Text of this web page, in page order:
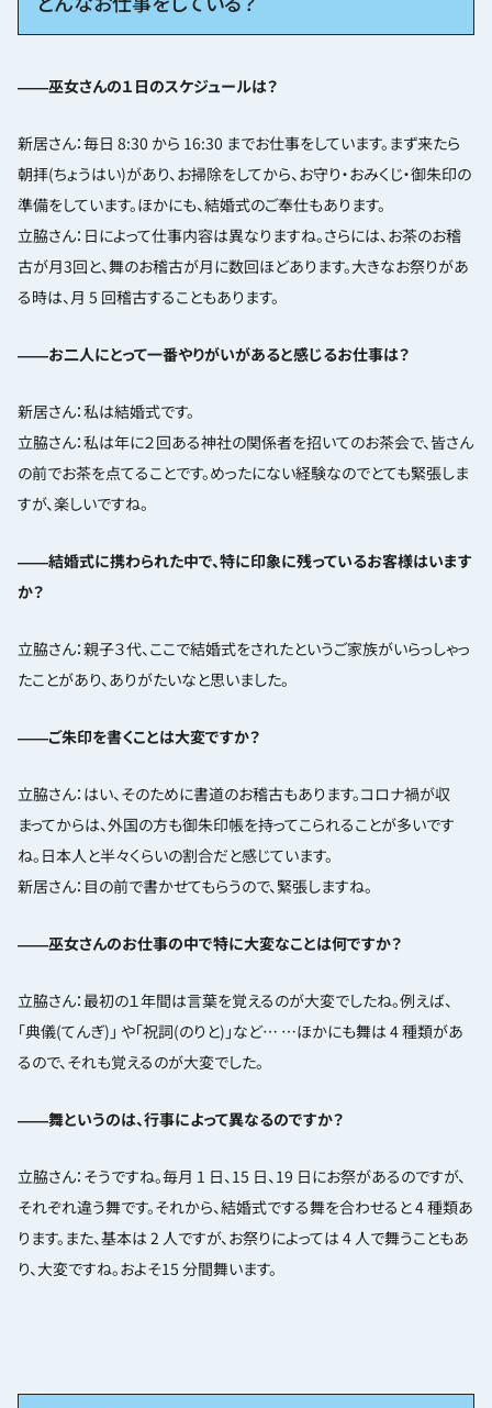
――巫女さんの１日のスケジュールは？
新居さん：毎日 8:30 から 16:30 までお仕事をしています。まず来たら
朝拝(ちょうはい)があり、お掃除をしてから、お守り・おみくじ・御朱印の
準備をしています。ほかにも、結婚式のご奉仕もあります。
立脇さん：日によって仕事内容は異なりますね。さらには、お茶のお稽
古が月3回と、舞のお稽古が月に数回ほどあります。大きなお祭りがあ
る時は、月 5 回稽古することもあります。
――お二人にとって一番やりがいがあると感じるお仕事は？
新居さん：私は結婚式です。
立脇さん：私は年に２回ある神社の関係者を招いてのお茶会で、皆さん
の前でお茶を点てることです。めったにない経験なのでとても緊張しま
すが、楽しいですね。
――結婚式に携わられた中で、特に印象に残っているお客様はいます
か？
立脇さん：親子３代、ここで結婚式をされたというご家族がいらっしゃっ
たことがあり、ありがたいなと思いました。
――ご朱印を書くことは大変ですか？
立脇さん：はい、そのために書道のお稽古もあります。コロナ禍が収
まってからは、外国の方も御朱印帳を持ってこられることが多いです
ね。日本人と半々くらいの割合だと感じています。
新居さん：目の前で書かせてもらうので、緊張しますね。
――巫女さんのお仕事の中で特に大変なことは何ですか？
立脇さん：最初の１年間は言葉を覚えるのが大変でしたね。例えば、
「典儀(てんぎ)」 や「祝詞(のりと)」など… …ほかにも舞は 4 種類があ
るので、それも覚えるのが大変でした。
――舞というのは、行事によって異なるのですか？
立脇さん：そうですね。毎月 1 日、15 日、19 日にお祭があるのですが、
それぞれ違う舞です。それから、結婚式でする舞を合わせると 4 種類あ
ります。また、基本は 2 人ですが、お祭りによっては 4 人で舞うこともあ
り、大変ですね。およそ15 分間舞います。